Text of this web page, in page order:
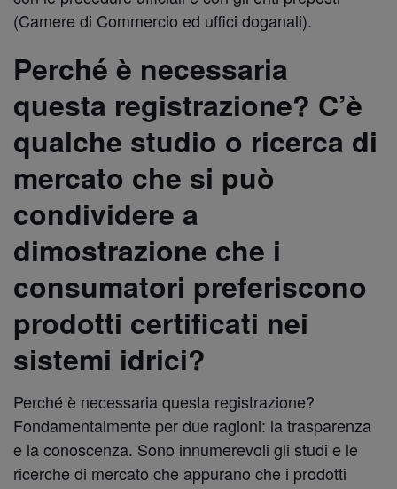
(Camere di Commercio ed uffici doganali).
Perché è necessaria
questa registrazione? C’è
qualche studio o ricerca di
mercato che si può
condividere a
dimostrazione che i
consumatori preferiscono
prodotti certificati nei
sistemi idrici?
Perché è necessaria questa registrazione?
Fondamentalmente per due ragioni: la trasparenza
e la conoscenza. Sono innumerevoli gli studi e le
ricerche di mercato che appurano che i prodotti